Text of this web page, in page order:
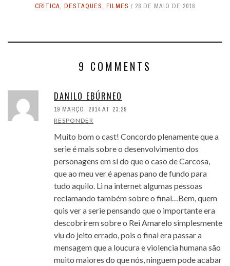
CRÍTICA, DESTAQUES, FILMES 28 DE MAIO DE 2018
9 COMMENTS
DANILO EBÚRNEO
19 MARÇO, 2014 AT 23:29
RESPONDER
Muito bom o cast! Concordo plenamente que a
serie é mais sobre o desenvolvimento dos
personagens em sí do que o caso de Carcosa,
que ao meu ver é apenas pano de fundo para
tudo aquilo. Li na internet algumas pessoas
reclamando também sobre o final…Bem, quem
quis ver a serie pensando que o importante era
descobrirem sobre o Rei Amarelo simplesmente
viu do jeito errado, pois o final era passar a
mensagem que a loucura e violencia humana são
muito maiores do que nós, ninguem pode acabar